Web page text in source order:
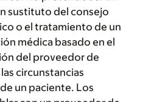
sustituto del consejo
o el tratamiento de un
médica basado en el
del proveedor de
circunstancias
un paciente. Los